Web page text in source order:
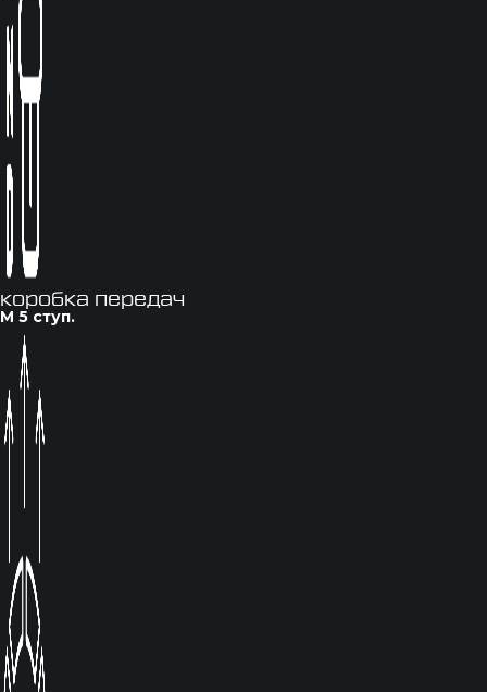
коробка передач
М 5 ступ.